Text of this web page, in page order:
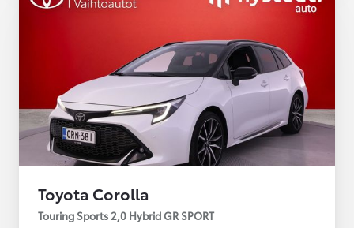
Toyota Corolla
Touring Sports 2,0 Hybrid GR SPORT